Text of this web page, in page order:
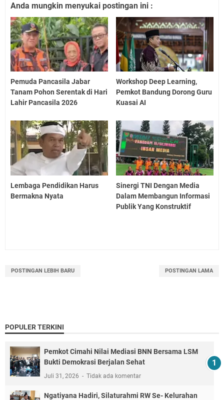
Anda mungkin menyukai postingan ini :
Pemuda Pancasila Jabar
Tanam Pohon Serentak di Hari
Lahir Pancasila 2026
Workshop Deep Learning,
Pemkot Bandung Dorong Guru
Kuasai AI
Lembaga Pendidikan Harus
Bermakna Nyata
Sinergi TNI Dengan Media
Dalam Membangun Informasi
Publik Yang Konstruktif
POSTINGAN LEBIH BARU POSTINGAN LAMA
POPULER TERKINI
Pemkot Cimahi Nilai Mediasi BNN Bersama LSM
Bukti Demokrasi Berjalan Sehat
Juli 31, 2026 Tidak ada komentar
Ngatiyana Hadiri, Silaturahmi RW Se- Kelurahan